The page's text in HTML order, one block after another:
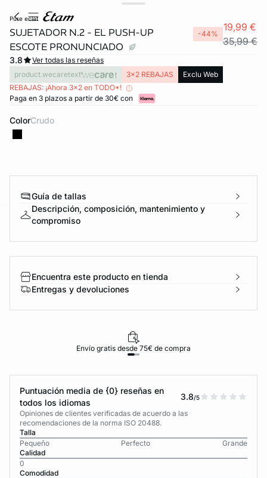
pure eclat
SUJETADOR N.2 - EL PUSH-UP
ESCOTE PRONUNCIADO
-44%
19,99 €
35,99 €
3.8
Ver todas las reseñas
product.wecaretext
3x2 REBAJAS
Exclu Web
REBAJAS: ¡Ahora 3x2 en TODO*!
Paga en 3 plazos a partir de 30€ con
Color crudo
Guía de tallas
Descripción, composición, mantenimiento y
compromiso
Encuentra este producto en tienda
Entregas y devoluciones
Envío gratis desde 75€ de compra
Puntuación media de {0} reseñas en
todos los idiomas
3.8/5
Opiniones de clientes verificadas de acuerdo a las
recomendaciones de la norma ISO 20488.
Talla
Pequeño
Perfecto
Grande
Calidad
0
Comodidad